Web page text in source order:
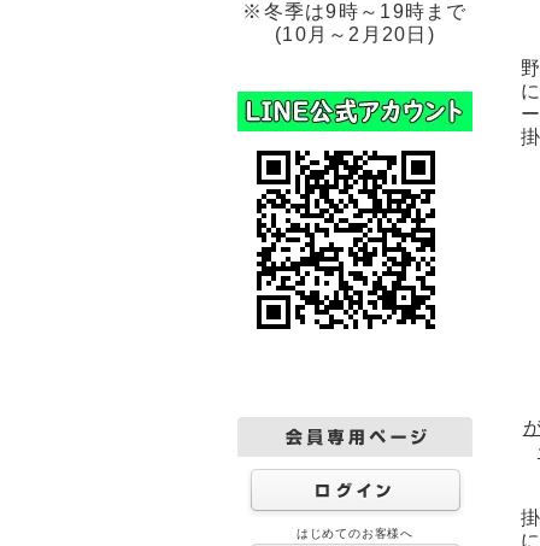
※冬季は9時～19時まで
(10月～2月20日)
はじめてのお客様へ